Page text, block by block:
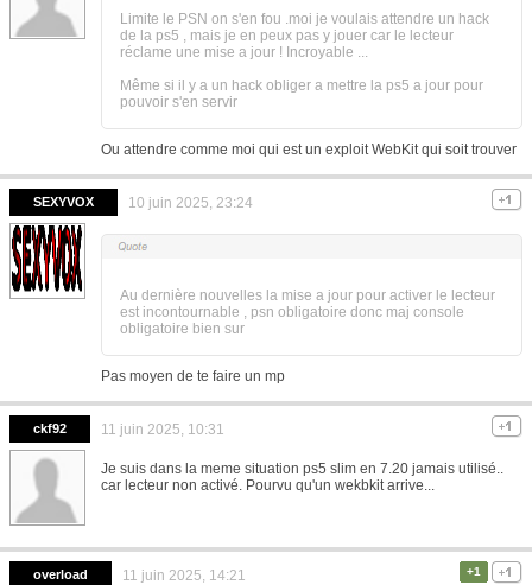
Limite le PSN on s'en fou .moi je voulais attendre un hack
de la ps5 , mais je en peux pas y jouer car le lecteur
réclame une mise a jour ! Incroyable ...
Même si il y a un hack obliger a mettre la ps5 a jour pour
pouvoir s'en servir
Ou attendre comme moi qui est un exploit WebKit qui soit trouver
SEXYVOX 10 juin 2025, 23:24
Au dernière nouvelles la mise a jour pour activer le lecteur
est incontournable , psn obligatoire donc maj console
obligatoire bien sur
Pas moyen de te faire un mp
ckf92 11 juin 2025, 10:31
Je suis dans la meme situation ps5 slim en 7.20 jamais utilisé..
car lecteur non activé. Pourvu qu'un wekbkit arrive...
overload 11 juin 2025, 14:21 +1